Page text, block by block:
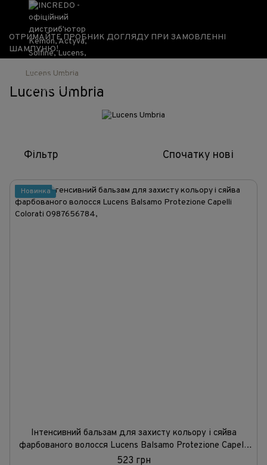
ОТРИМАЙТЕ ПРОБНИК ДОГЛЯДУ ПРИ ЗАМОВЛЕННІ
ШАМПУНЮ!
Lucens Umbria
Lucens Umbria
Фільтр Спочатку нові
Новинка
Інтенсивний бальзам для захисту кольору і сяйва
фарбованого волосся Lucens Balsamo Protezione Capelli
Colorati
523 грн